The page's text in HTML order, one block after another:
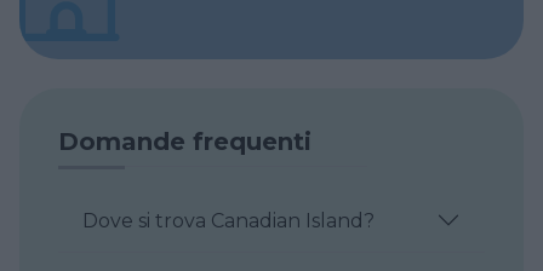
Domande frequenti
Dove si trova Canadian Island?